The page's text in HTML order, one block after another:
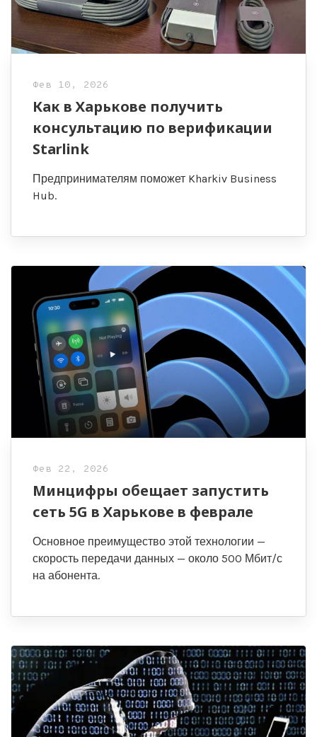
Фев 10, 2026
Как в Харькове получить
консультацию по верификации
Starlink
Предпринимателям поможет Kharkiv Business
Hub.
Фев 22, 2026
Минцифры обещает запустить
сеть 5G в Харькове в феврале
Основное преимущество этой технологии —
скорость передачи данных — около 500 Мбит/с
на абонента.